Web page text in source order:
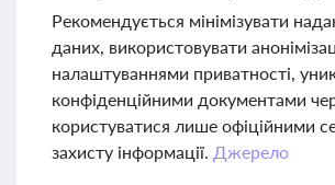
Рекомендується мінімізувати
даних, використовувати
налаштуваннями приватності,
конфіденційними документами
користуватися лише офіційними
захисту інформації. Джерело